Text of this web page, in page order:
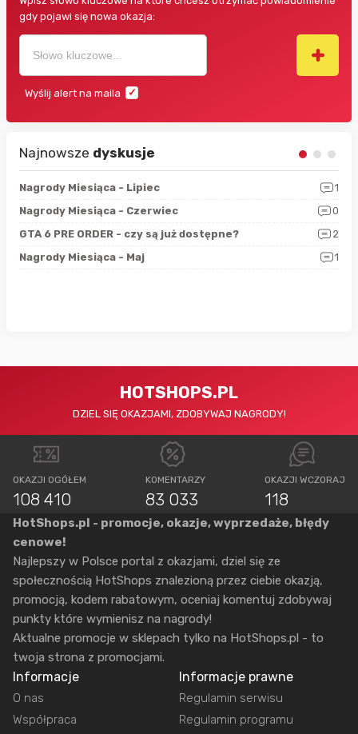
gdy pojawi się nowa okazja:
Wyślij alert na maila
Najnowsze dyskusje
Nagrody Miesiąca - Lipiec
1
Nagrody Miesiąca - Czerwiec
0
GTA 6 PRE ORDER - czy są już dostępne?
2
Nagrody Miesiąca - Maj
1
HOTSHOPS.PL
DZIEL SIĘ OKAZJAMI, ZDOBYWAJ NAGRODY!
OKAZJI OGÓŁEM
108 410
KOMENTARZY
83 033
OKAZJI WCZORAJ
118
HotShops.pl - promocje, okazje, wyprzedaże, błędy
cenowe!
Najlepszy w Polsce portal z okazjami, dziel się ze
społecznością HotShops znalezioną przez ciebie okazją,
promocją, kodem rabatowym, oceniaj komentuj zdobywaj
punkty które wymienisz na nagrody!
Aktualne promocje w sklepach tylko na HotShops.pl - to
twoja strona z promocjami.
Informacje
O nas
Współpraca
Informacje prawne
Regulamin serwisu
Regulamin programu